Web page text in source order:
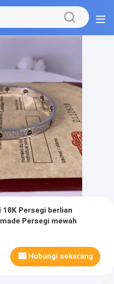
Persegi berlian
Persegi mewah
Hubungi sekarang